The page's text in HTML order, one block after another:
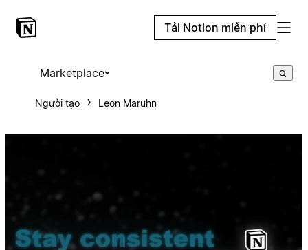
Tải Notion miễn phí
Marketplace
Người tạo Leon Maruhn